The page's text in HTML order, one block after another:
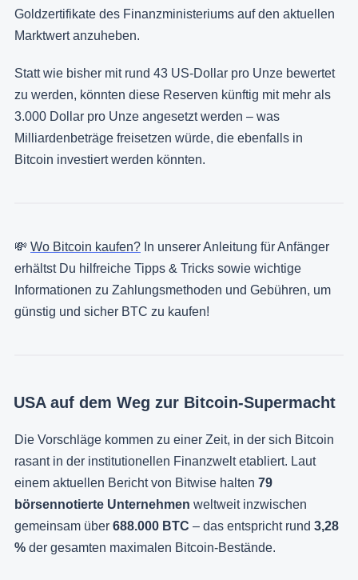
Goldzertifikate des Finanzministeriums auf den aktuellen
Marktwert anzuheben.
Statt wie bisher mit rund 43 US-Dollar pro Unze bewertet
zu werden, könnten diese Reserven künftig mit mehr als
3.000 Dollar pro Unze angesetzt werden – was
Milliardenbeträge freisetzen würde, die ebenfalls in
Bitcoin investiert werden könnten.
💸 Wo Bitcoin kaufen? In unserer Anleitung für Anfänger
erhältst Du hilfreiche Tipps & Tricks sowie wichtige
Informationen zu Zahlungsmethoden und Gebühren, um
günstig und sicher BTC zu kaufen!
USA auf dem Weg zur Bitcoin-Supermacht
Die Vorschläge kommen zu einer Zeit, in der sich Bitcoin
rasant in der institutionellen Finanzwelt etabliert. Laut
einem aktuellen Bericht von Bitwise halten 79
börsennotierte Unternehmen weltweit inzwischen
gemeinsam über 688.000 BTC – das entspricht rund 3,28
% der gesamten maximalen Bitcoin-Bestände.